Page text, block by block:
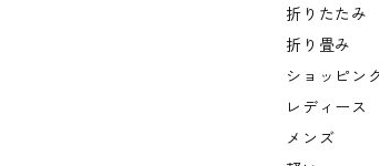
折りたたみ
折り畳み
ショッピン
レディース
メンズ